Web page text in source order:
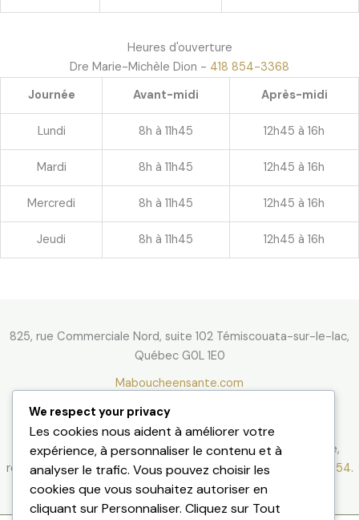
Heures d'ouverture
Dre Marie-Michèle Dion - 418 854-3368
Journée
Avant-midi Après-midi
Lundi 8h à 11h45 12h45 à 16h
Mardi 8h à 11h45 12h45 à 16h
Mercredi 8h à 11h45 12h45 à 16h
Jeudi 8h à 11h45 12h45 à 16h
825, rue Commerciale Nord, suite 102 Témiscouata-sur-le-lac,
Québec G0L 1E0
Maboucheensante.com
Loi 25
Pour signaler une problématique liée à laprotection des
informations personnelles, contactez Dre Angel Philippe,
responsable des renseignements personnels, au
418-854-1854.
We respect your privacy
Les cookies nous aident à améliorer votre
expérience, à personnaliser le contenu et à
analyser le trafic. Vous pouvez choisir les
cookies que vous souhaitez autoriser en
cliquant sur Personnaliser. Cliquez sur Tout